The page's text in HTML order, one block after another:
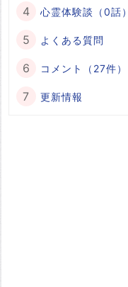
心霊体験談（0話）
よくある質問
コメント（27件）
更新情報